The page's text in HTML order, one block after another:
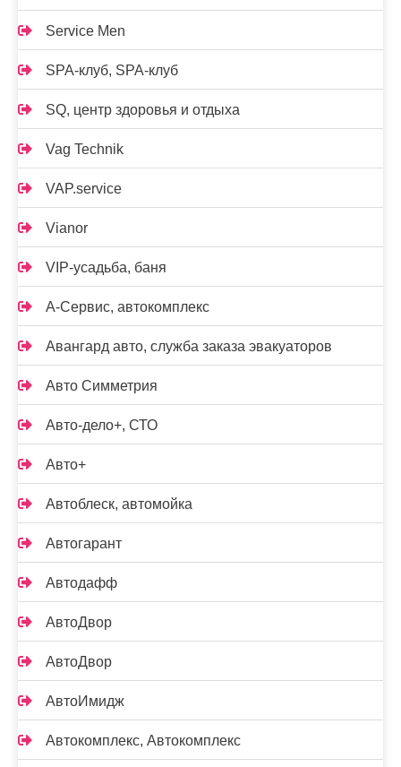
Service Men
SPA-клуб, SPA-клуб
SQ, центр здоровья и отдыха
Vag Technik
VAP.service
Vianor
VIP-усадьба, баня
А-Сервис, автокомплекс
Авангард авто, служба заказа эвакуаторов
Авто Симметрия
Авто-дело+, СТО
Авто+
Автоблеск, автомойка
Автогарант
Автодафф
АвтоДвор
АвтоДвор
АвтоИмидж
Автокомплекс, Автокомплекс